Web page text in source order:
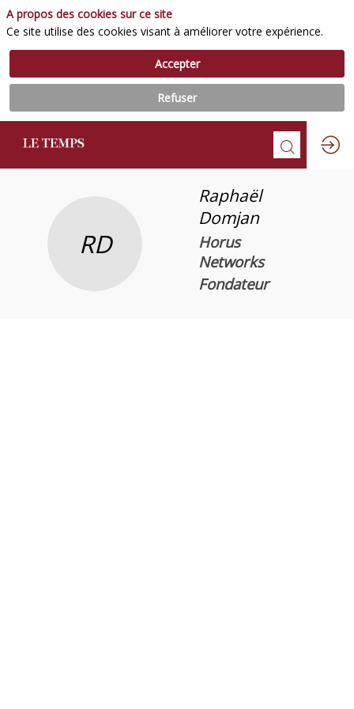
RD
Raphaël
Domjan
Horus
Networks
Fondateur
A propos des cookies sur ce site
Ce site utilise des cookies visant à améliorer votre expérience.
Accepter
Refuser